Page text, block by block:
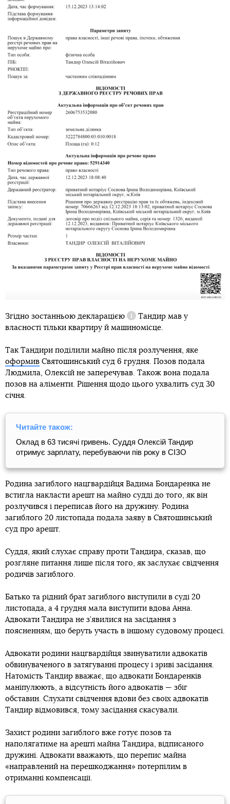
Згідно зостанньою декларацією
Довідка
Тандир мав у
власності тільки квартиру й машиномісце.
Так Тандири поділили майно після розлучення, яке
оформив Святошинський суд 6 грудня. Позов подала
Людмила, Олексій не заперечував. Також вона подала
позов на аліменти. Рішення щодо цього ухвалить суд 30
січня.
Читайте також:
Оклад в 63 тисячі гривень. Суддя Олексій Тандир
отримує зарплату, перебуваючи пів року в СІЗО
Родина загиблого нацгвардійця Вадима Бондаренка не
встигла накласти арешт на майно судді до того, як він
розлучився і переписав його на дружину. Родина
загиблого 20 листопада подала заяву в Святошинський
суд про арешт.
Суддя, який слухає справу проти Тандира, сказав, що
розгляне питання лише після того, як заслухає свідчення
родичів загиблого.
Батько та рідний брат загиблого виступили в суді 20
листопада, а 4 грудня мала виступити вдова Анна.
Адвокати Тандира не з’явилися на засідання з
поясненням, що беруть участь в іншому судовому процесі.
Адвокати родини нацгвардійця звинуватили адвокатів
обвинуваченого в затягуванні процесу і зриві засідання.
Натомість Тандир вважає, що адвокати Бондаренків
маніпулюють, а відсутність його адвокатів — збіг
обставин. Слухати свідчення вдови без своїх адвокатів
Тандир відмовився, тому засідання скасували.
Захист родини загиблого вже готує позов та
наполягатиме на арешті майна Тандира, відписаного
дружині. Адвокати вважають, що перепис майна
«направлений на перешкоджання» потерпілим в
отриманні компенсації.